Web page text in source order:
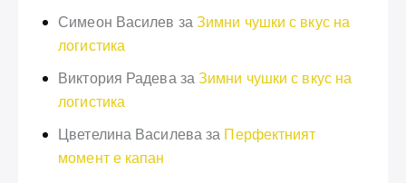
Симеон Василев за Зимни чушки с вкус на
логистика
Виктория РадевазаЗимни чушки с вкус на
логистика
Цветелина Василева за Перфектният
момент е капан